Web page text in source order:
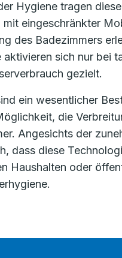
Hygiene tragen
eingeschränkter
des Badezimmers
sich nur bei
gezielt.
ein wesentlicher
die
Angesichts der
dass diese
Haushalten oder